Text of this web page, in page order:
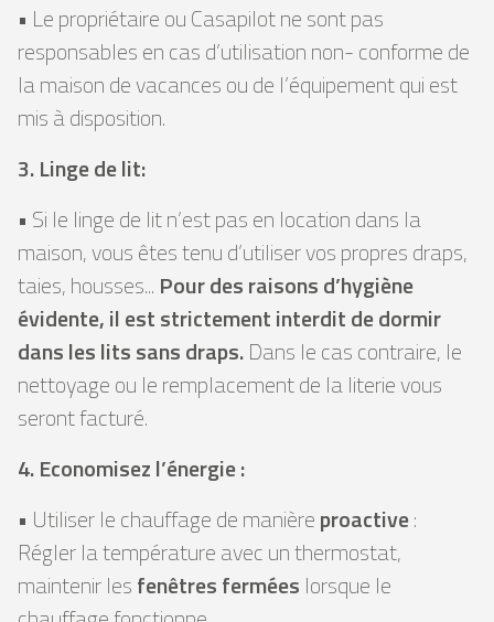
• Le propriétaire ou Casapilot ne sont pas
responsables en cas d’utilisation non- conforme de
la maison de vacances ou de l’équipement qui est
mis à disposition.
3. Linge de lit:
• Si le linge de lit n’est pas en location dans la
maison, vous êtes tenu d’utiliser vos propres draps,
taies, housses... Pour des raisons d’hygiène
évidente, il est strictement interdit de dormir
dans les lits sans draps.Dans le cas contraire, le
nettoyage ou le remplacement de la literie vous
seront facturé.
4. Economisez l’énergie :
• Utiliser le chauffage de manièreproactive:
Régler la température avec un thermostat,
maintenir lesfenêtres fermées lorsque le